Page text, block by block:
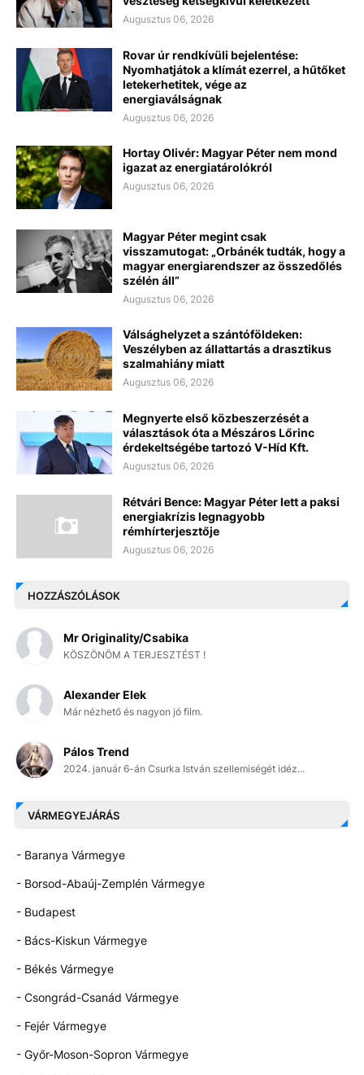
Augusztus 06, 2026
Rovar úr rendkívüli bejelentése:
Nyomhatjátok a klímát ezerrel, a hűtőket
letekerhetitek, vége az
energiaválságnak
Augusztus 06, 2026
Hortay Olivér: Magyar Péter nem mond
igazat az energiatárolókról
Augusztus 06, 2026
Magyar Péter megint csak
visszamutogat: „Orbánék tudták, hogy a
magyar energiarendszer az összedőlés
szélén áll”
Augusztus 06, 2026
Válsághelyzet a szántóföldeken:
Veszélyben az állattartás a drasztikus
szalmahiány miatt
Augusztus 06, 2026
Megnyerte első közbeszerzését a
választások óta a Mészáros Lőrinc
érdekeltségébe tartozó V-Híd Kft.
Augusztus 06, 2026
Rétvári Bence: Magyar Péter lett a paksi
energiakrízis legnagyobb
rémhírterjesztője
Augusztus 06, 2026
HOZZÁSZÓLÁSOK
Mr Originality/Csabika
KÖSZÖNÖM A TERJESZTÉST !
Alexander Elek
Már nézhető és nagyon jó film.
Pálos Trend
2024. január 6-án Csurka István szellemiségét idéz...
VÁRMEGYEJÁRÁS
- Baranya Vármegye
- Borsod-Abaúj-Zemplén Vármegye
- Budapest
- Bács-Kiskun Vármegye
- Békés Vármegye
- Csongrád-Csanád Vármegye
- Fejér Vármegye
- Győr-Moson-Sopron Vármegye